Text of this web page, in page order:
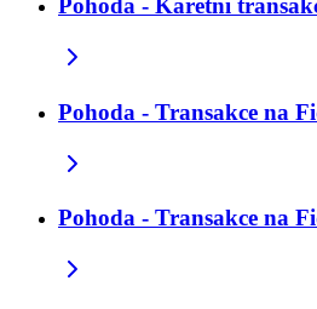
Pohoda - Karetní
Pohoda - Transakce na
Pohoda - Transakce na